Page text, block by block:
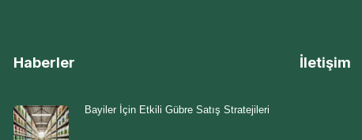
Haberler
Bayiler İçin Etkili Gübre Satış Stratejileri
İletişim